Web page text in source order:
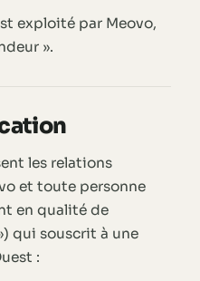
exploité par Meovo,
».
les relations
et toute personne
en qualité de
qui souscrit à une
: